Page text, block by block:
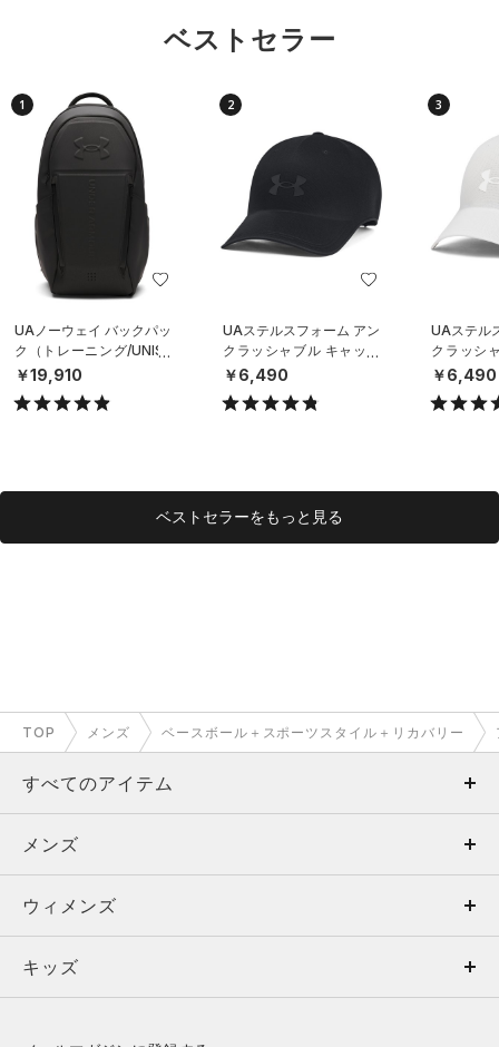
ベストセラー
1
UAノーウェイ バックパッ
ク（トレーニング/UNISE
X）
￥19,910
2
UAステルスフォーム アン
クラッシャブル キャップ
（ライフスタイル/UNISE
X）
￥6,490
3
UAステル
クラッシ
（ライフ
X）
￥6,490
ベストセラーをもっと見る
TOP メンズ ベースボール＋スポーツスタイル＋リカバリー
すべてのアイテム
メンズ
ウィメンズ
キッズ
メンズ
トップス
ボトムス
ウィメンズ
トップス
キッズ